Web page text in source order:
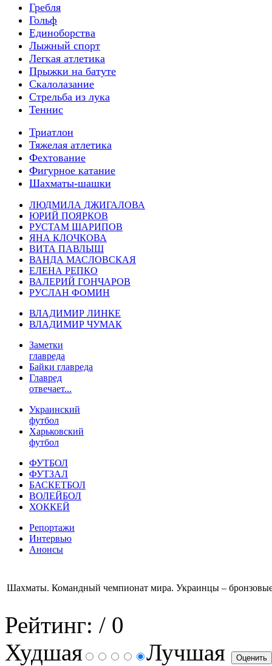
Гребля
Гольф
Единоборства
Лыжный спорт
Легкая атлетика
Прыжки на батуте
Скалолазание
Стрельба из лука
Теннис
Триатлон
Тяжелая атлетика
Фехтование
Фигурное катание
Шахматы-шашки
ЛЮДМИЛА ДЖИГАЛОВА
ЮРИЙ ПОЯРКОВ
РУСТАМ ШАРИПОВ
ЯНА КЛОЧКОВА
ВИТА ПАВЛЫШ
ВАНДА МАСЛОВСКАЯ
ЕЛЕНА РЕПКО
ВАЛЕРИЙ ГОНЧАРОВ
РУСЛАН ФОМИН
ВЛАДИМИР ЛИНКЕ
ВЛАДИМИР ЧУМАК
Заметки
главреда
Байки главреда
Главред
отвечает...
Украинский
футбол
Харьковский
футбол
ФУТБОЛ
ФУТЗАЛ
БАСКЕТБОЛ
ВОЛЕЙБОЛ
ХОККЕЙ
Репортажи
Интервью
Анонсы
Шахматы. Командный чемпионат мира. Украинцы –
Рейтинг: / 0
Худшая
Лучшая